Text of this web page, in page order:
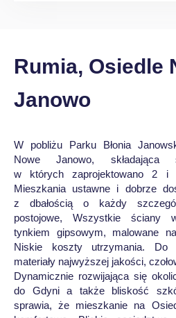
Rumia, Osiedle
Janowo
W pobliżu Parku Błonia
Nowe Janowo,
w których zaprojektowano 2 i
Mieszkania ustawne i dobrze
z dbałością o każdy
postojowe, Wszystkie ściany
tynkiem gipsowym, malowane
Niskie koszty utrzymania. Do
materiały najwyższej jakości,
Dynamicznie rozwijająca się
do Gdyni a także bliskość
sprawia, że mieszkanie na